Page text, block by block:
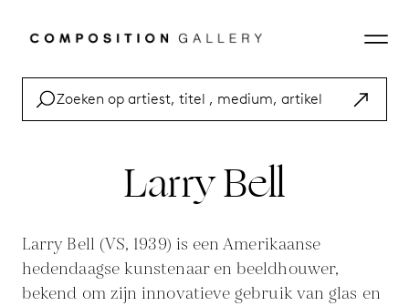
Larry Bell
Larry Bell (VS, 1939) is een Amerikaanse
hedendaagse kunstenaar en beeldhouwer,
bekend om zijn innovatieve gebruik van glas en